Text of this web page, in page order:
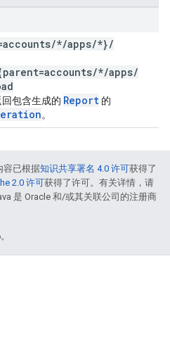
/*/apps/*}/
/*/apps/
包含生成的 Report 的
。
容已根据知识共享署名 4.0 许可获得了
2.0 许可获得了许可。有关详情，请
是 Oracle 和/或其关联公司的注册商